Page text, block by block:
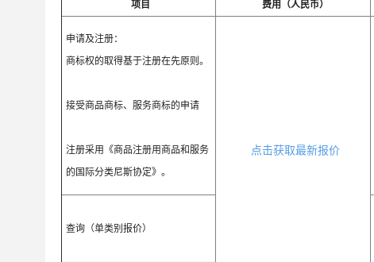
项目 费用（人民币）
申请及注册：
商标权的取得基于注册在先原则。
接受商品商标、服务商标的申请
注册采用《商品注册用商品和服务
的国际分类尼斯协定》。
点击获取最新报价
查询（单类别报价）